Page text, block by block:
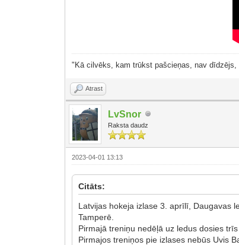
"Kā cilvēks, kam trūkst pašcieņas, nav
Atrast
LvSnor
Raksta daudz
2023-04-01 13:13
Citāts:
Latvijas hokeja izlase 3. aprīlī, Daugavas
Tamperē.
Pirmajā treniņu nedēļā uz ledus dosies
Pirmajos treniņos pie izlases nebūs Uvis